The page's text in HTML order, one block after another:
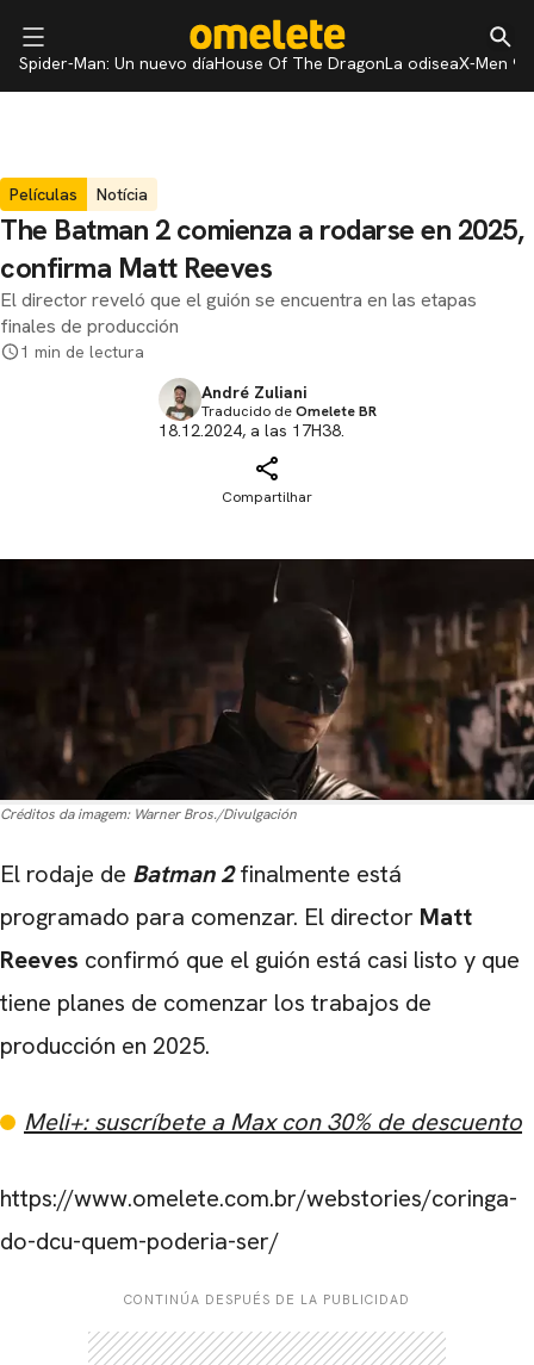
Spider-Man: Un nuevo díaHouse Of The DragonLa odiseaX-Men 97
Películas Notícia
The Batman 2 comienza a rodarse en 2025,
confirma Matt Reeves
El director reveló que el guión se encuentra en las etapas
finales de producción
1 min de lectura
André Zuliani
Traducido deOmelete BR
18.12.2024, a las 17H38.
Compartilhar
Créditos da imagem: Warner Bros./Divulgación
El rodaje de Batman 2finalmente está
programado para comenzar. El director Matt
Reeves confirmó que el guión está casi listo y que
tiene planes de comenzar los trabajos de
producción en 2025.
Meli+: suscríbete a Max con 30% de descuento
https://www.omelete.com.br/webstories/coringa-
do-dcu-quem-poderia-ser/
CONTINÚA DESPUÉS DE LA PUBLICIDAD